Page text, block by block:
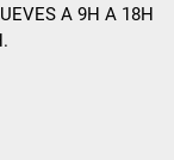
A 9H A 18H